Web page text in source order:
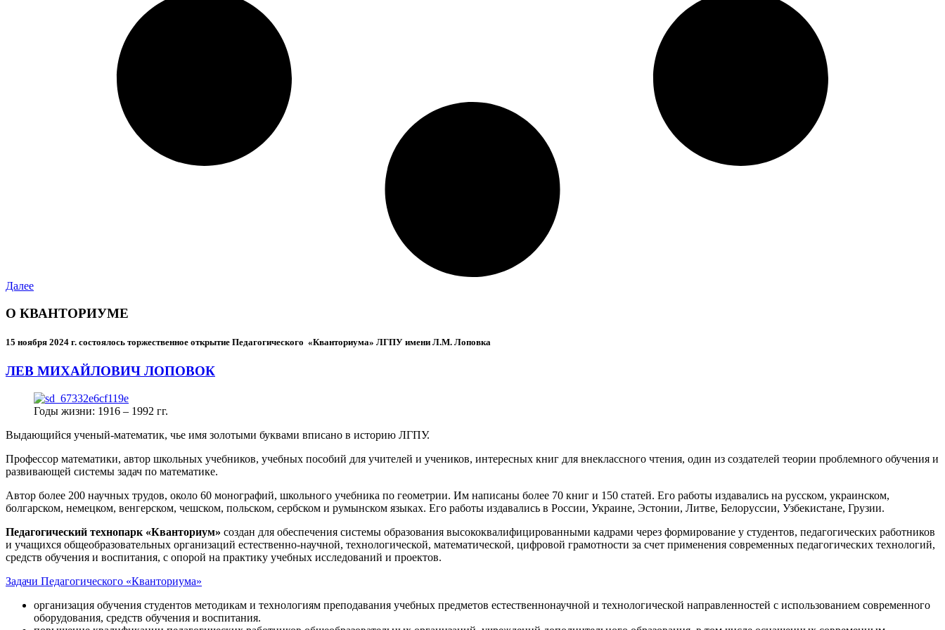
Далее
О КВАНТОРИУМЕ
15 ноября 2024 г. состоялось торжественное открытие Педагогического «Кванториума» ЛГПУ имени Л.М. Лоповка
ЛЕВ МИХАЙЛОВИЧ ЛОПОВОК
Годы жизни: 1916 – 1992 гг.
Выдающийся ученый-математик, чье имя золотыми буквами вписано в историю ЛГПУ.
Профессор математики, автор школьных учебников, учебных пособий для учителей и учеников, интересных книг для внеклассного чтения, один из создателей теории проблемного обучения и
развивающей системы задач по математике.
Автор более 200 научных трудов, около 60 монографий, школьного учебника по геометрии. Им написаны более 70 книг и 150 статей. Его работы издавались на русском, украинском,
болгарском, немецком, венгерском, чешском, польском, сербском и румынском языках. Его работы издавались в России, Украине, Эстонии, Литве, Белоруссии, Узбекистане, Грузии.
Педагогический технопарк «Кванториум» создан для обеспечения системы образования высококвалифицированными кадрами через формирование у студентов, педагогических работников
и учащихся общеобразовательных организаций естественно-научной, технологической, математической, цифровой грамотности за счет применения современных педагогических технологий,
средств обучения и воспитания, с опорой на практику учебных исследований и проектов.
Задачи Педагогического «Кванториума»
организация обучения студентов методикам и технологиям преподавания учебных предметов естественнонаучной и технологической направленностей с использованием современного
оборудования, средств обучения и воспитания.